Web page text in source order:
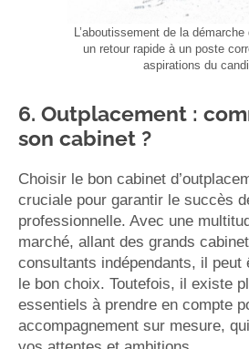
L’aboutissement de la démarche
un retour rapide à un poste
aspirations du
6. Outplacement :
son cabinet ?
Choisir le bon cabinet
cruciale pour garantir le succès
professionnelle. Avec une
marché, allant des grands
consultants indépendants, il
le bon choix. Toutefois, il existe
essentiels à prendre en compte
accompagnement sur mesure,